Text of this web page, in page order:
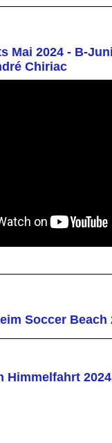
Mai 2024 - B-
Chiriac
Soccer Beach
Himmelfahrt 2024